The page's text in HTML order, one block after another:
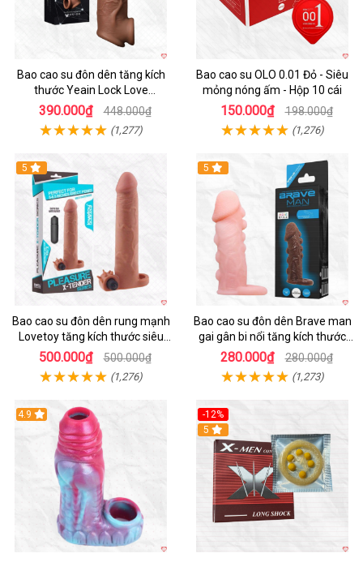
Bao cao su đôn dên tăng kích
thước Yeain Lock Love
Raytheon
390.000₫ 448.000₫
(1,277)
Bao cao su OLO 0.01 Đỏ - Siêu
mỏng nóng ấm - Hộp 10 cái
150.000₫ 198.000₫
(1,276)
5
Bao cao su đôn dên rung mạnh
Lovetoy tăng kích thước siêu
phê
500.000₫ 500.000₫
(1,276)
5
Bao cao su đôn dên Brave man
gai gân bi nổi tăng kích thước
kéo dài thời gian
280.000₫ 280.000₫
(1,273)
4.9
-12%
Hot
5